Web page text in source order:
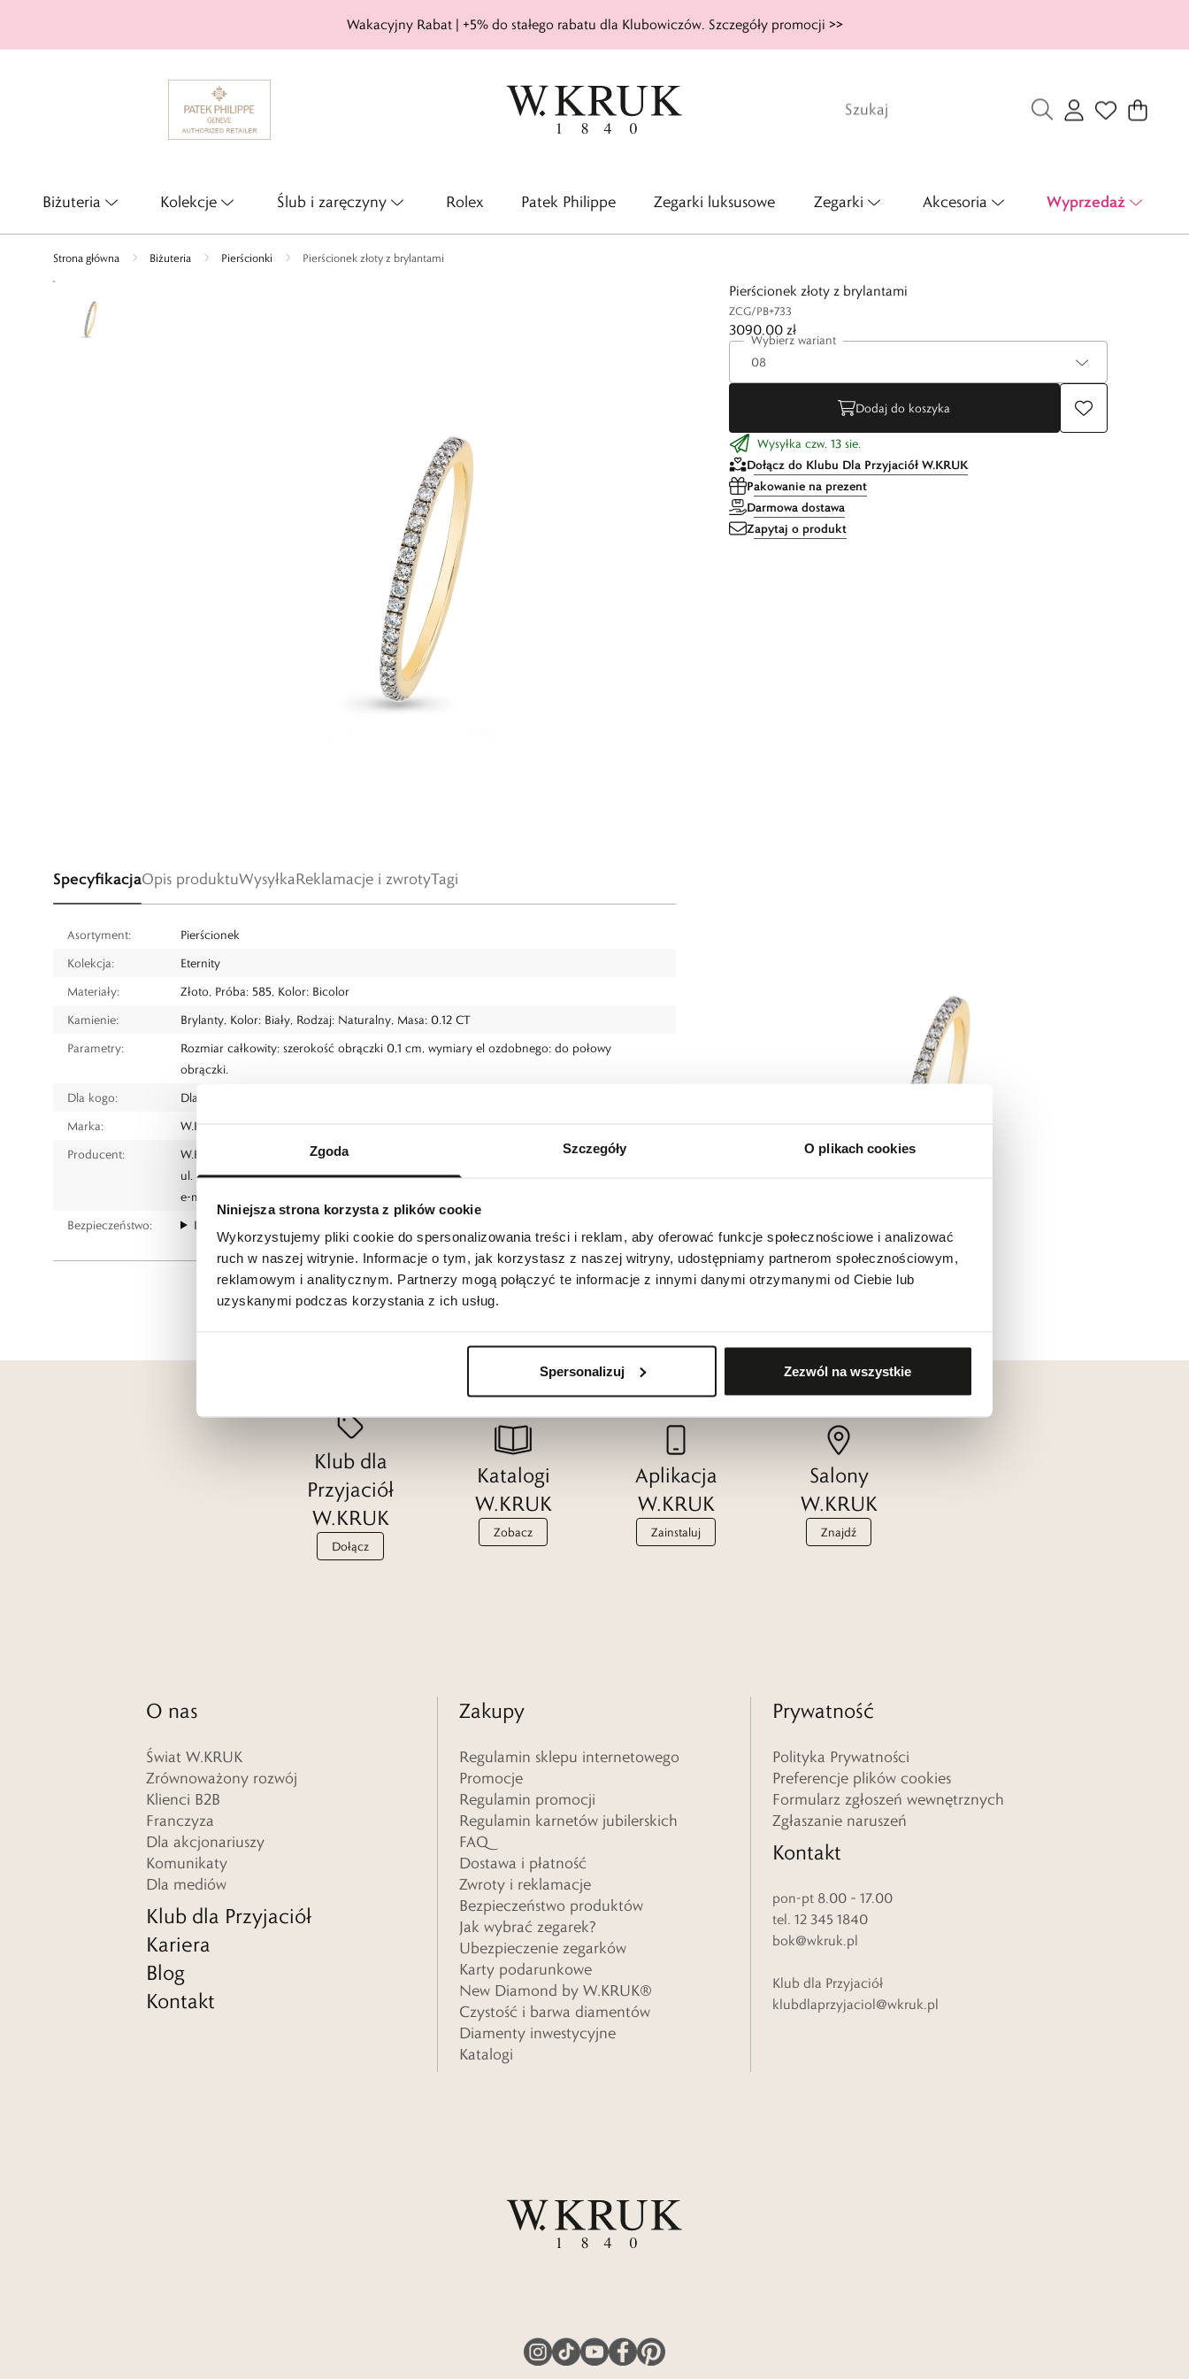
Zgoda Szczegóły O plikach cookies
Niniejsza strona korzysta z plików cookie
Wykorzystujemy pliki cookie do spersonalizowania treści i reklam, aby oferować funkcje społecznościowe i analizować
ruch w naszej witrynie. Informacje o tym, jak korzystasz z naszej witryny, udostępniamy partnerom społecznościowym,
reklamowym i analitycznym. Partnerzy mogą połączyć te informacje z innymi danymi otrzymanymi od Ciebie lub
uzyskanymi podczas korzystania z ich usług.
Spersonalizuj Zezwól na wszystkie
Wakacyjny Rabat | +5% do stałego rabatu dla Klubowiczów. Szczegóły promocji >>
Biżuteria Kolekcje Ślub i zaręczyny Rolex Patek Philippe Zegarki luksusowe Zegarki Akcesoria Wyprzedaż
Strona główna Biżuteria Pierścionki Pierścionek złoty z brylantami
Pierścionek złoty z brylantami
ZCG/PB+733
3090,00 zł
Wybierz wariant
Dodaj do koszyka
Wysyłka czw. 13 sie.
Dołącz do Klubu Dla Przyjaciół W.KRUK
Pakowanie na prezent
Darmowa dostawa
Zapytaj o produkt
SpecyfikacjaOpis produktuWysyłkaReklamacje i zwrotyTagi
Asortyment:
Pierścionek
Kolekcja:
Eternity
Materiały:
Złoto, Próba: 585, Kolor: Bicolor
Kamienie:
Brylanty, Kolor: Biały, Rodzaj: Naturalny, Masa: 0.12 CT
Parametry:
Rozmiar całkowity: szerokość obrączki 0,1 cm, wymiary el ozdobnego: do połowy
obrączki.
Dla kogo:
Dla każdego
Marka:
W.KRUK
Producent:
W.KRUK S.A
ul. Pilotów 10, 31-462 Kraków
e-mail:
Bezpieczeństwo:
Informacje o bezpieczeństwie
Klub dla
Przyjaciół
W.KRUK
Dołącz
Katalogi
W.KRUK
Zobacz
Aplikacja
W.KRUK
Zainstaluj
Salony
W.KRUK
Znajdź
O nas
Świat W.KRUK
Zrównoważony rozwój
Klienci B2B
Franczyza
Dla akcjonariuszy
Komunikaty
Dla mediów
Klub dla Przyjaciół
Kariera
Blog
Kontakt
Zakupy
Regulamin sklepu internetowego
Promocje
Regulamin promocji
Regulamin karnetów jubilerskich
FAQ
Dostawa i płatność
Zwroty i reklamacje
Bezpieczeństwo produktów
Jak wybrać zegarek?
Ubezpieczenie zegarków
Karty podarunkowe
New Diamond by W.KRUK®
Czystość i barwa diamentów
Diamenty inwestycyjne
Katalogi
Prywatność
Polityka Prywatności
Preferencje plików cookies
Formularz zgłoszeń wewnętrznych
Zgłaszanie naruszeń
Kontakt
pon-pt 8.00 – 17.00
tel. 12 345 1840
bok@wkruk.pl
Klub dla Przyjaciół
klubdlaprzyjaciol@wkruk.pl